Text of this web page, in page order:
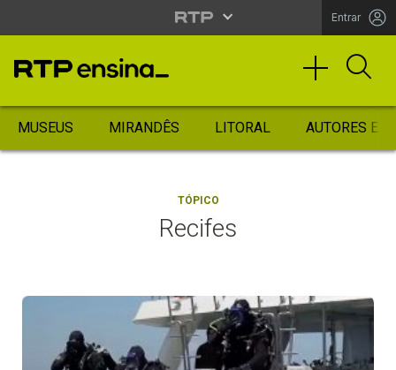
Entrar
MUSEUS MIRANDÊS LITORAL AUTORES
TÓPICO
Recifes